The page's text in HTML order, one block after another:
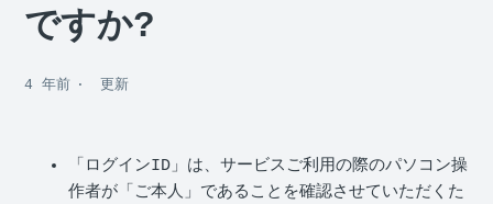
ですか?
4 年前 更新
「ログインID」は、サービスご利用の際のパソコン操
作者が「ご本人」であることを確認させていただくた